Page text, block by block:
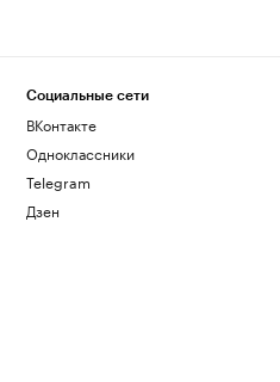
Социальные сети
ВКонтакте
Одноклассники
Telegram
Дзен